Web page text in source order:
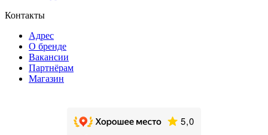
Контакты
Адрес
О бренде
Вакансии
Партнёрам
Магазин